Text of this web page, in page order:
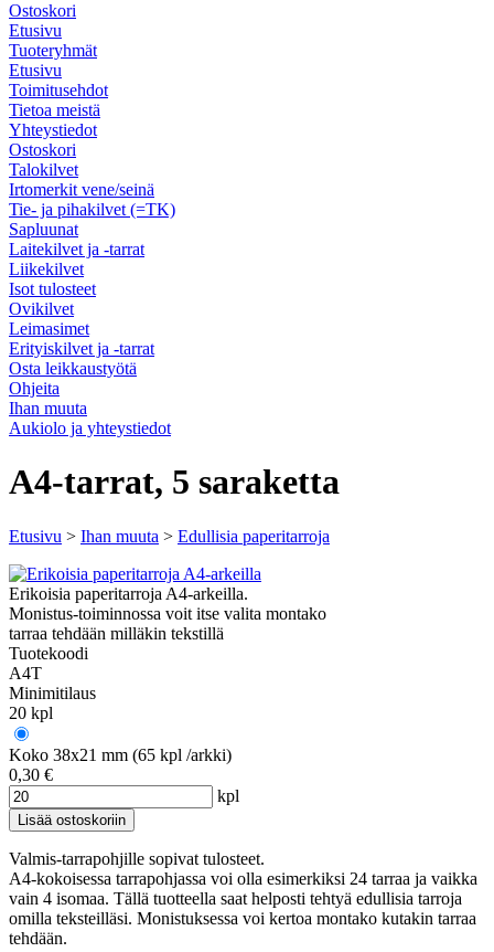
Ostoskori
Etusivu
Tuoteryhmät
Etusivu
Toimitusehdot
Tietoa meistä
Yhteystiedot
Ostoskori
Talokilvet
Irtomerkit vene/seinä
Tie- ja pihakilvet (=TK)
Sapluunat
Laitekilvet ja -tarrat
Liikekilvet
Isot tulosteet
Ovikilvet
Leimasimet
Erityiskilvet ja -tarrat
Osta leikkaustyötä
Ohjeita
Ihan muuta
Aukiolo ja yhteystiedot
A4-tarrat, 5 saraketta
Etusivu > Ihan muuta > Edullisia paperitarroja
Erikoisia paperitarroja A4-arkeilla.
Monistus-toiminnossa voit itse valita montako
tarraa tehdään milläkin tekstillä
Tuotekoodi
A4T
Minimitilaus
20 kpl
Koko 38x21 mm (65 kpl /arkki)
0,30 €
kpl
Valmis-tarrapohjille sopivat tulosteet.
A4-kokoisessa tarrapohjassa voi olla esimerkiksi 24 tarraa ja vaikka
vain 4 isomaa. Tällä tuotteella saat helposti tehtyä edullisia tarroja
omilla teksteilläsi. Monistuksessa voi kertoa montako kutakin tarraa
tehdään.